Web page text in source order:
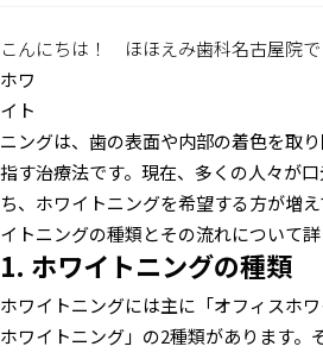
こんにちは！ ほほえみ歯科名古屋院で
ホワ
イト
ニングは、歯の表面や内部の着色を取
指す治療法です。現在、多くの人々が
ち、ホワイトニングを希望する方が増
イトニングの種類とその流れについて詳
1. ホワイトニングの種類
ホワイトニングには主に「オフィスホ
ホワイトニング」の2種類があります。